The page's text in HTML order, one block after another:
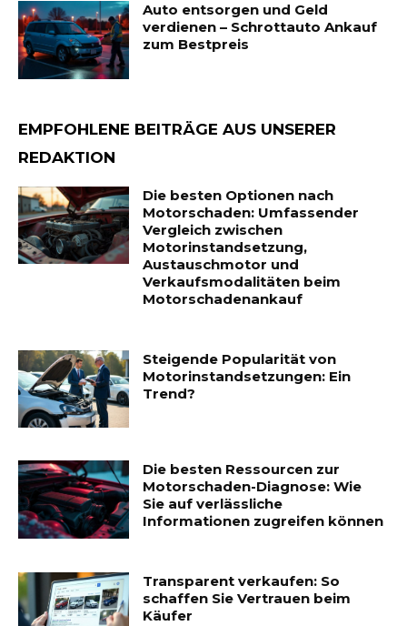
Auto entsorgen und Geld
verdienen – Schrottauto Ankauf
zum Bestpreis
EMPFOHLENE BEITRÄGE AUS UNSERER
REDAKTION
Die besten Optionen nach
Motorschaden: Umfassender
Vergleich zwischen
Motorinstandsetzung,
Austauschmotor und
Verkaufsmodalitäten beim
Motorschadenankauf
Steigende Popularität von
Motorinstandsetzungen: Ein
Trend?
Die besten Ressourcen zur
Motorschaden-Diagnose: Wie
Sie auf verlässliche
Informationen zugreifen können
Transparent verkaufen: So
schaffen Sie Vertrauen beim
Käufer